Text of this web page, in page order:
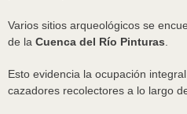
Varios sitios arqueológicos se
de la Cuenca del Río Pinturas
Esto evidencia la ocupación
cazadores recolectores a lo largo